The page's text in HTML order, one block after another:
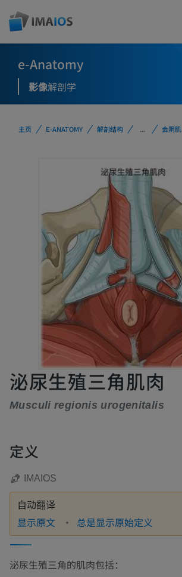
e-Anatomy
影像解剖学
主页 E-ANATOMY 解剖结构 ... 会阴肌
泌尿生殖三角肌肉
Musculi regionis urogenitalis
定义
IMAIOS
自动翻译
显示原文 总是显示原始定义
泌尿生殖三角的肌肉包括：